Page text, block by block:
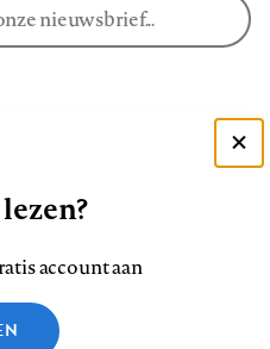
Privacy
account aan